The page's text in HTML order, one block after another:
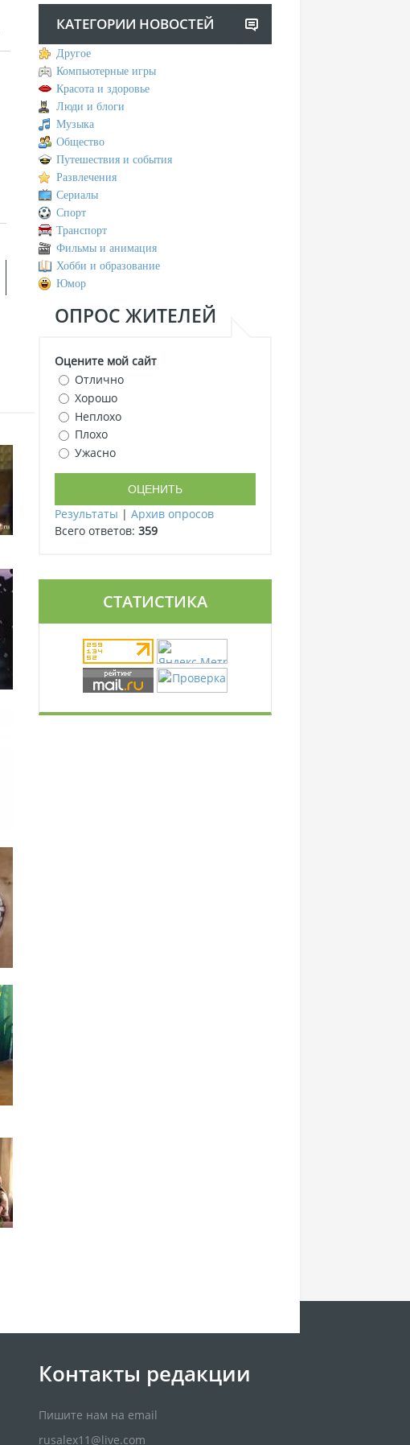
КАТЕГОРИИ НОВОСТЕЙ
Другое
Компьютерные игры
Красота и здоровье
Люди и блоги
Музыка
Общество
Путешествия и события
Развлечения
Сериалы
Спорт
Транспорт
Фильмы и анимация
Хобби и образование
Юмор
ОПРОС ЖИТЕЛЕЙ
Оцените мой сайт
Отлично
Хорошо
Неплохо
Плохо
Ужасно
Результаты | Архив опросов
Всего ответов: 359
СТАТИСТИКА
Контакты редакции
Пишите нам на email
rusalex11@live.com